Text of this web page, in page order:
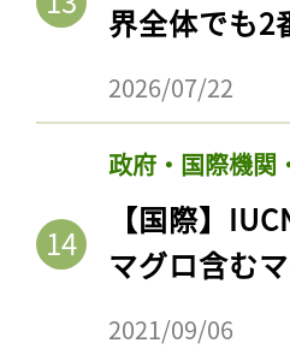
界全体でも2
2026/07/22
政府・国際機関
【国際】
マグロ含む
2021/09/06